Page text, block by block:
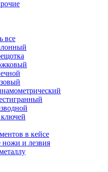
все
в кейсе
ножи и лезвия